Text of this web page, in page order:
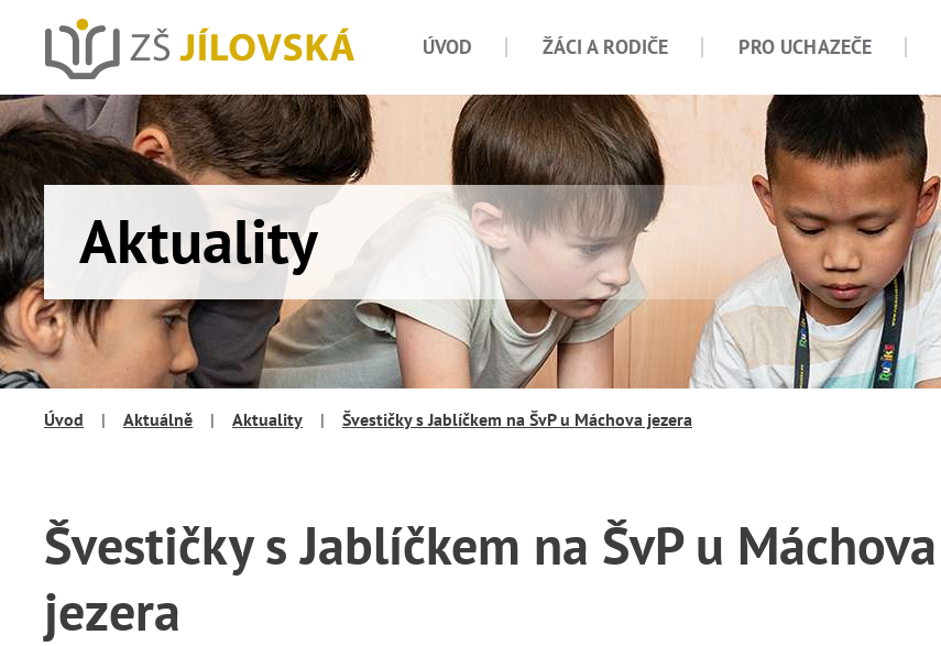
ÚVOD ŽÁCI A RODIČE PRO UCHAZEČE
Aktuality
Úvod | Aktuálně | Aktuality | Švestičky s Jablíčkem na ŠvP u Máchova jezera
Švestičky s Jablíčkem na ŠvP u Máchova
jezera